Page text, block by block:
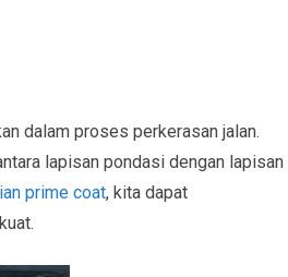
dalam proses perkerasan jalan.
lapisan pondasi dengan lapisan
prime coat, kita dapat